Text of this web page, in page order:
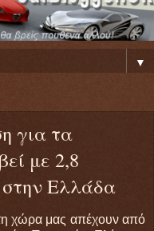
▼
για τα
με 2,8
Ελλάδα
χώρα μας απέχουν από